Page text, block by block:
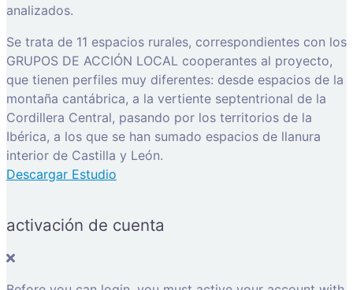
analizados.
Se trata de 11 espacios rurales, correspondientes con los
GRUPOS DE ACCIÓN LOCAL cooperantes al proyecto,
que tienen perfiles muy diferentes: desde espacios de la
montaña cantábrica, a la vertiente septentrional de la
Cordillera Central, pasando por los territorios de la
Ibérica, a los que se han sumado espacios de llanura
interior de Castilla y León.
Descargar Estudio
activación de cuenta